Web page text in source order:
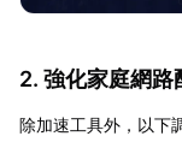
2. 強化家庭網路
除加速工具外，以下